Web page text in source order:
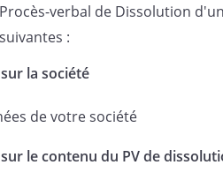
cette période, la
ainsi que le nom du
tiers.
verbal de Dissolution
:
la société
de votre société
le contenu du PV de